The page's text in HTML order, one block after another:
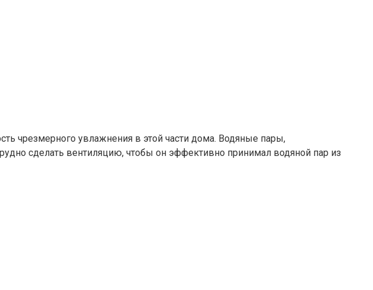
чрезмерного увлажнения в этой части дома. Водяные пары,
сделать вентиляцию, чтобы он эффективно принимал водяной пар из